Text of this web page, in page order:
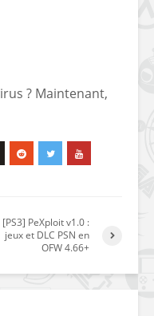
? Maintenant,
[PS3] PeXploit v1.0 :
jeux et DLC PSN en
OFW 4.66+